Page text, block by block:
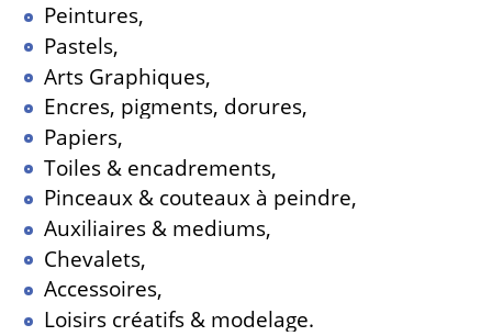
Peintures,
Pastels,
Arts Graphiques,
Encres, pigments, dorures,
Papiers,
Toiles & encadrements,
Pinceaux & couteaux à peindre,
Auxiliaires & mediums,
Chevalets,
Accessoires,
Loisirs créatifs & modelage.